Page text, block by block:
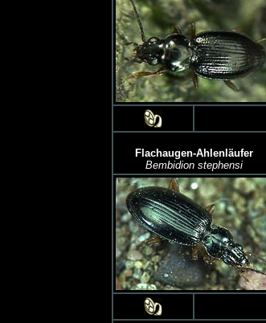
Flachaugen-Ahlenläufer
Bembidion stephensi